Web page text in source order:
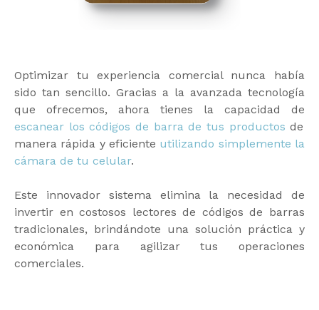
Optimizar tu experiencia comercial nunca había
sido tan sencillo. Gracias a la avanzada tecnología
que ofrecemos, ahora tienes la capacidad de
escanear los códigos de barra de tus productos de
manera rápida y eficiente utilizando simplemente la
cámara de tu celular.
Este innovador sistema elimina la necesidad de
invertir en costosos lectores de códigos de barras
tradicionales, brindándote una solución práctica y
económica para agilizar tus operaciones
comerciales.